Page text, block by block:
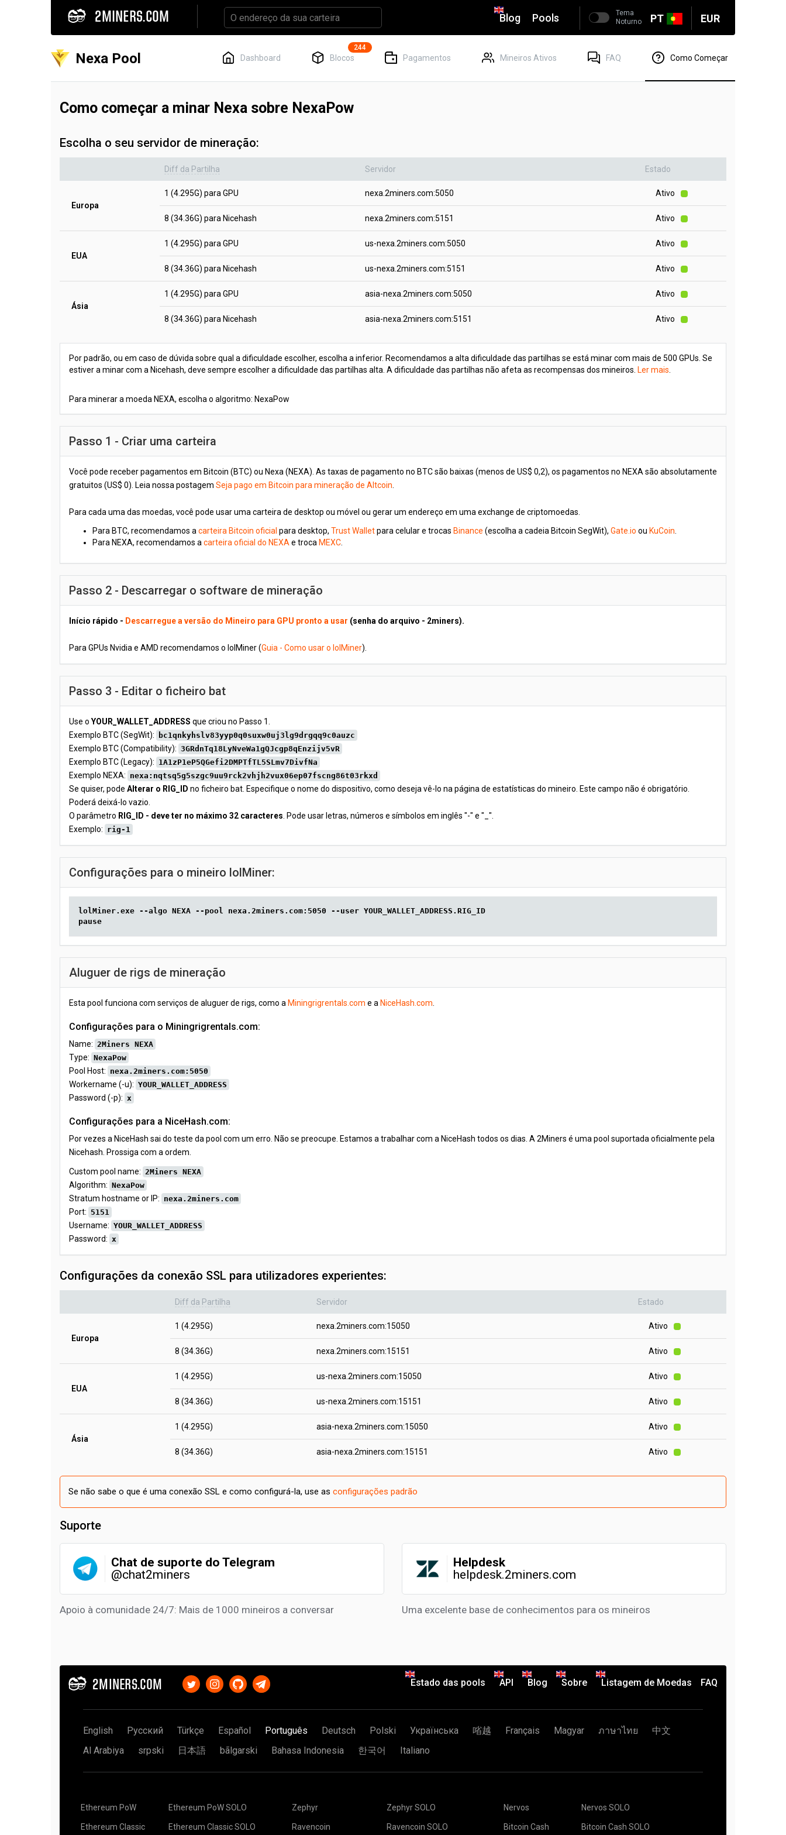
2MINERS.COM PT EUR
Blog Pools
Tema
Noturno
Nexa Pool Dashboard Blocos
244
Pagamentos Mineiros Ativos FAQ Como Começar
Como começar a minar Nexa sobre NexaPow
Escolha o seu servidor de mineração:
Diff da Partilha Servidor Estado
Europa
1 (4.295G) para GPU nexa.2miners.com:5050 Ativo
8 (34.36G) para Nicehash nexa.2miners.com:5151 Ativo
EUA
1 (4.295G) para GPU us-nexa.2miners.com:5050 Ativo
8 (34.36G) para Nicehash us-nexa.2miners.com:5151 Ativo
Ásia
1 (4.295G) para GPU asia-nexa.2miners.com:5050 Ativo
8 (34.36G) para Nicehash asia-nexa.2miners.com:5151 Ativo
Por padrão, ou em caso de dúvida sobre qual a dificuldade escolher, escolha a inferior. Recomendamos a alta dificuldade das partilhas se está minar com mais de 500 GPUs. Se
estiver a minar com a Nicehash, deve sempre escolher a dificuldade das partilhas alta. A dificuldade das partilhas não afeta as recompensas dos mineiros. Ler mais
Para minerar a moeda NEXA, escolha o algoritmo: NexaPow
Passo 1 - Criar uma carteira
Você pode receber pagamentos em Bitcoin (BTC) ou Nexa (NEXA). As taxas de pagamento no BTC são baixas (menos de US$ 0,2), os pagamentos no NEXA são absolutamente
gratuitos (US$ 0). Leia nossa postagem Seja pago em Bitcoin para mineração de Altcoin
Para cada uma das moedas, você pode usar uma carteira de desktop ou móvel ou gerar um endereço em uma exchange de criptomoedas.
Para BTC, recomendamos a carteira Bitcoin oficial para desktop, Trust Walletpara celular e trocas Binance (escolha a cadeia Bitcoin SegWit), Gate.io ou KuCoin
Para NEXA, recomendamos a carteira oficial do NEXA e troca MEXC
Passo 2 - Descarregar o software de mineração
Início rápido - Descarregue a versão do Mineiro para GPU pronto a usar (senha do arquivo - 2miners).
Para GPUs Nvidia e AMD recomendamos o lolMiner (Guia - Como usar o lolMiner).
Passo 3 - Editar o ficheiro bat
Use o YOUR_WALLET_ADDRESS que criou no Passo 1.
Exemplo BTC (SegWit):
bc1qnkyhslv83yyp0q0suxw0uj3lg9drgqq9c0auzc
Exemplo BTC (Compatibility): 3GRdnTq18LyNveWa1gQJcgp8qEnzijv5vR
Exemplo BTC (Legacy): 1A1zP1eP5QGefi2DMPTfTL5SLmv7DivfNa
Exemplo NEXA: nexa:nqtsq5g5szgc9uu9rck2vhjh2vux06ep07fscng86t03rkxd
Se quiser, pode Alterar o RIG_ID no ficheiro bat. Especifique o nome do dispositivo, como deseja vê-lo na página de estatísticas do mineiro. Este campo não é obrigatório.
Poderá deixá-lo vazio.
O parâmetro RIG_ID - deve ter no máximo 32 caracteres . Pode usar letras, números e símbolos em inglês "-" e "_".
Exemplo: rig-1
Configurações para o mineiro lolMiner:
lolMiner.exe --algo NEXA --pool nexa.2miners.com:5050 --user YOUR_WALLET_ADDRESS.RIG_ID
pause
Aluguer de rigs de mineração
Esta pool funciona com serviços de aluguer de rigs, como a Miningrigrentals.com e a NiceHash.com
Configurações para o Miningrigrentals.com:
Name: 2Miners NEXA
Type: NexaPow
Pool Host: nexa.2miners.com:5050
Workername (-u): YOUR_WALLET_ADDRESS
Password (-p): x
Configurações para a NiceHash.com:
Por vezes a NiceHash sai do teste da pool com um erro. Não se preocupe. Estamos a trabalhar com a NiceHash todos os dias. A 2Miners é uma pool suportada oficialmente pela
Nicehash. Prossiga com a ordem.
Custom pool name: 2Miners NEXA
Algorithm: NexaPow
Stratum hostname or IP: nexa.2miners.com
Port: 5151
Username: YOUR_WALLET_ADDRESS
Password: x
Configurações da conexão SSL para utilizadores experientes:
Diff da Partilha Servidor Estado
Europa
1 (4.295G) nexa.2miners.com:15050 Ativo
8 (34.36G) nexa.2miners.com:15151 Ativo
EUA
1 (4.295G) us-nexa.2miners.com:15050 Ativo
8 (34.36G) us-nexa.2miners.com:15151 Ativo
Ásia
1 (4.295G) asia-nexa.2miners.com:15050 Ativo
8 (34.36G) asia-nexa.2miners.com:15151 Ativo
Se não sabe o que é uma conexão SSL e como configurá-la, use as configurações padrão
Suporte
Chat de suporte do Telegram
@chat2miners
Apoio à comunidade 24/7: Mais de 1000 mineiros a conversar
Helpdesk
helpdesk.2miners.com
Uma excelente base de conhecimentos para os mineiros
2MINERS.COM Estado das pools API Blog Sobre Listagem de Moedas FAQ
English Русский Türkçe Español Português Deutsch Polski Українська 㗂越 Français Magyar ภาษาไทย
中文
Al Arabiya
srpski 日本語 bãlgarski Bahasa Indonesia 한국어 Italiano
Ethereum PoW
Ethereum Classic
Ethereum PoW SOLO
Ethereum Classic SOLO
Zephyr
Ravencoin
Zephyr SOLO
Ravencoin SOLO
Nervos
Bitcoin Cash
Nervos SOLO
Bitcoin Cash SOLO